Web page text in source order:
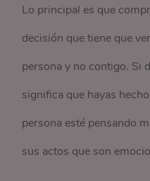
Lo principal es que
decisión que tiene que
persona y no contigo. Si
significa que hayas
persona esté pensando
sus actos que son